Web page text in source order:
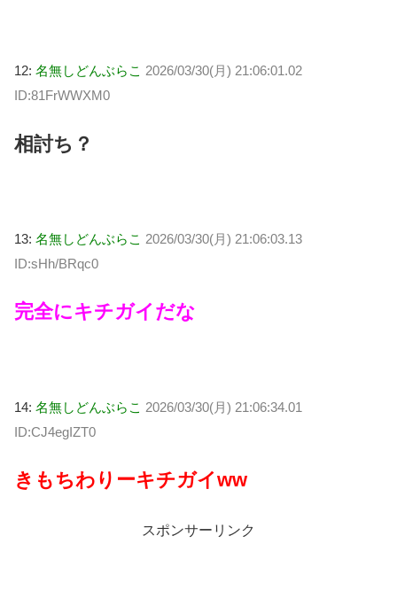
12: 名無しどんぶらこ 2026/03/30(月) 21:06:01.02
ID:81FrWWXM0
相討ち？
13: 名無しどんぶらこ 2026/03/30(月) 21:06:03.13
ID:sHh/BRqc0
完全にキチガイだな
14: 名無しどんぶらこ 2026/03/30(月) 21:06:34.01
ID:CJ4egIZT0
きもちわりーキチガイww
スポンサーリンク